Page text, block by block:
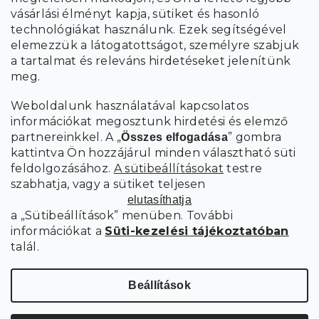
vásárlási élményt kapja, sütiket és hasonló
technológiákat használunk. Ezek segítségével
elemezzük a látogatottságot, személyre szabjuk
a tartalmat és releváns hirdetéseket jelenítünk
meg.
Weboldalunk használatával kapcsolatos
információkat megosztunk hirdetési és elemző
partnereinkkel. A „Összes elfogadása” gombra
kattintva Ön hozzájárul minden választható süti
feldolgozásához. A sütibeállításokat testre
szabhatja, vagy a sütiket teljesen
elutasíthatja
a „Sütibeállítások” menüben. További
információkat a Süti-kezelési tájékoztatóban
talál.
Beállítások
adatok feldolgozásával.
FELIRATKOZÁS
Shoptet Premium készítette